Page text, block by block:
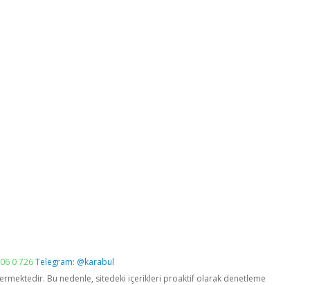
0 726Telegram: @karabul
Bu nedenle, sitedeki içerikleri proaktif olarak denetleme